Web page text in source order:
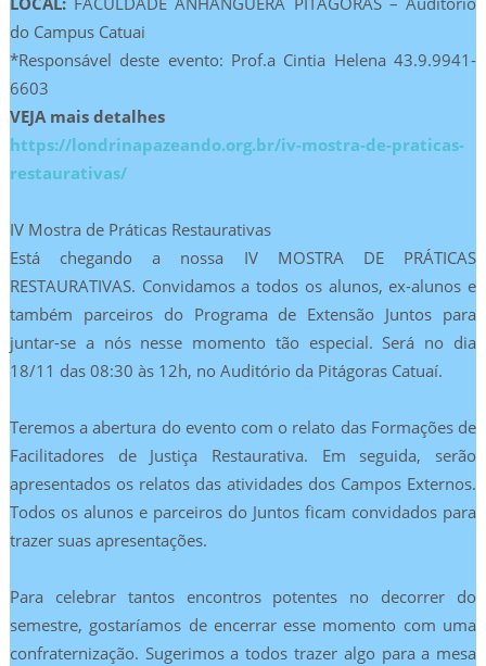
do Campus Catuai
*Responsável deste evento: Prof.a Cintia Helena 43.9.9941-
6603
VEJA mais detalhes
https://londrinapazeando.org.br/iv-mostra-de-praticas-
restaurativas/
IV Mostra de Práticas Restaurativas
Está chegando a nossa IV MOSTRA DE PRÁTICAS
RESTAURATIVAS. Convidamos a todos os alunos, ex-alunos e
também parceiros do Programa de Extensão Juntos para
juntar-se a nós nesse momento tão especial. Será no dia
18/11 das 08:30 às 12h, no Auditório da Pitágoras Catuaí.
Teremos a abertura do evento com o relato das Formações de
Facilitadores de Justiça Restaurativa. Em seguida, serão
apresentados os relatos das atividades dos Campos Externos.
Todos os alunos e parceiros do Juntos ficam convidados para
trazer suas apresentações.
Para celebrar tantos encontros potentes no decorrer do
semestre, gostaríamos de encerrar esse momento com uma
confraternização. Sugerimos a todos trazer algo para a mesa